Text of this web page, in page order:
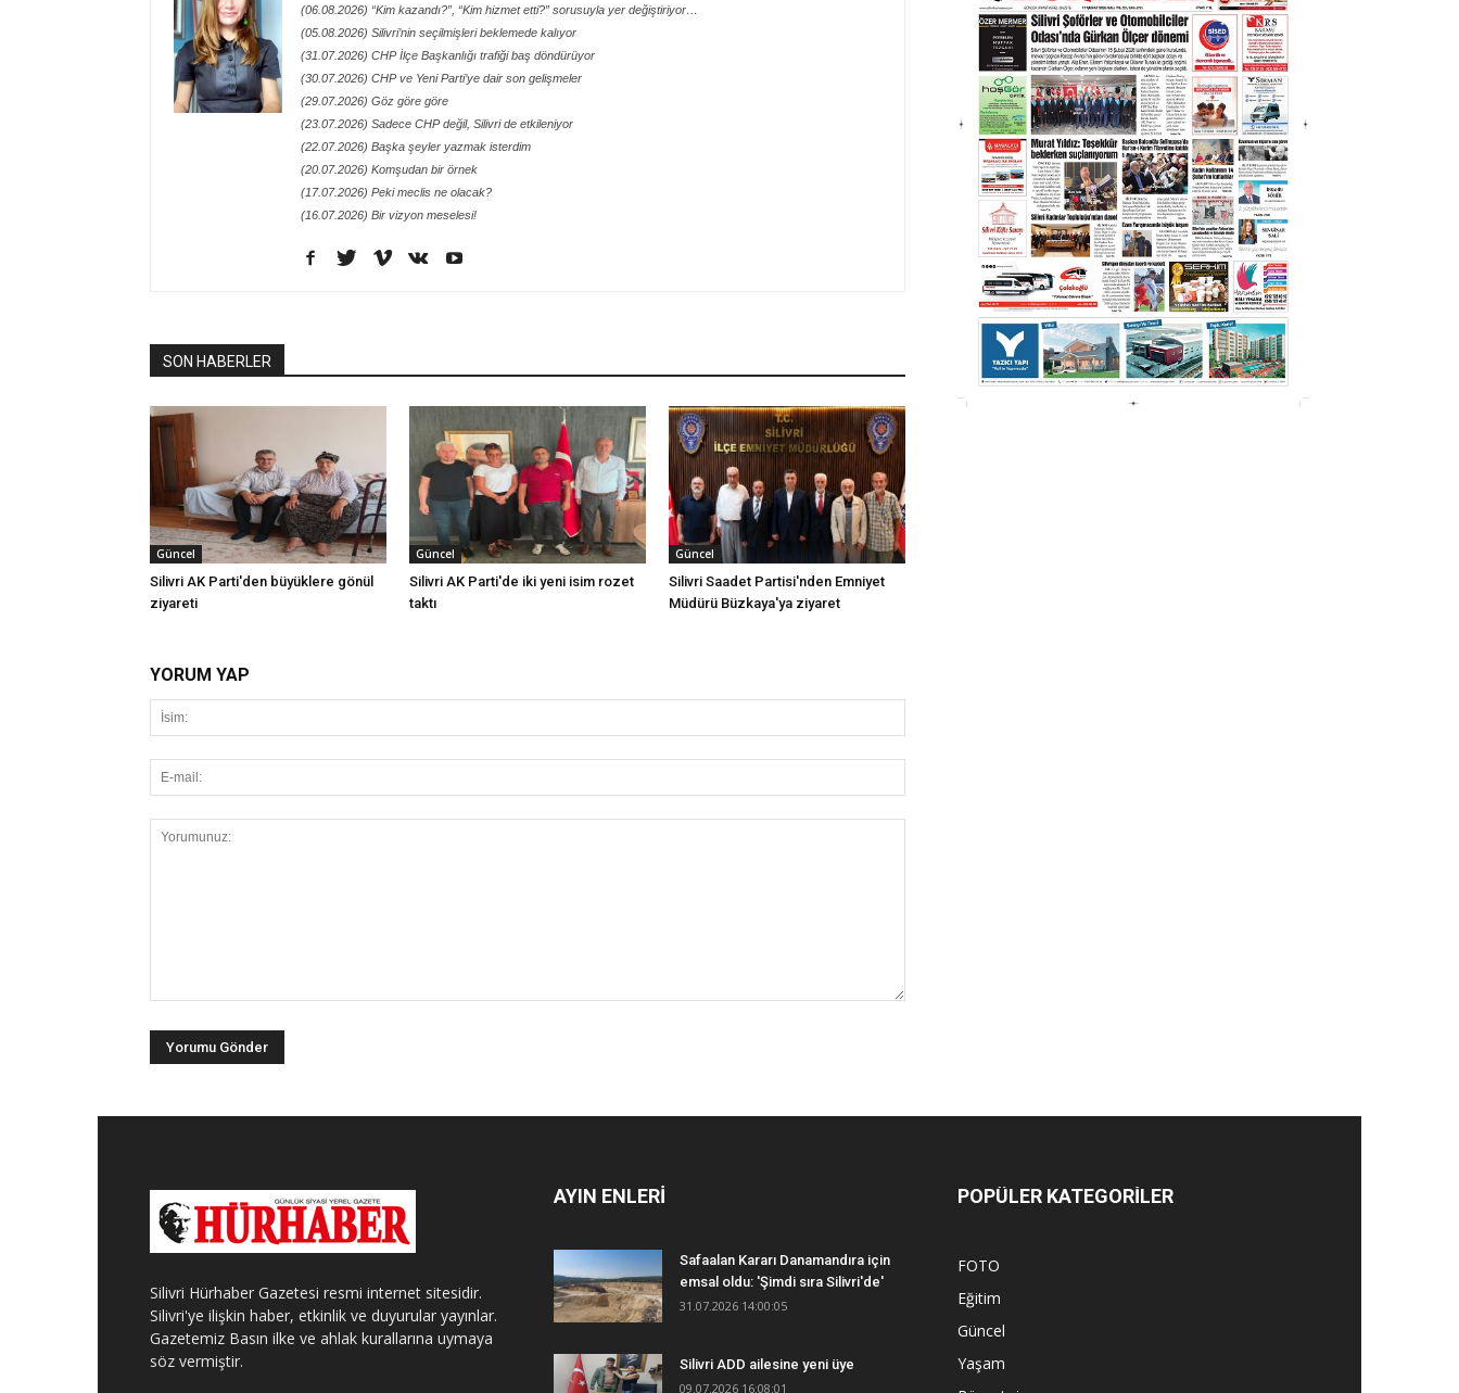
(06.08.2026) “Kim kazandı?”, “Kim hizmet etti?” sorusuyla yer değiştiriyor…
(05.08.2026) Silivri’nin seçilmişleri beklemede kalıyor
(31.07.2026) CHP İlçe Başkanlığı trafiği baş döndürüyor
(30.07.2026) CHP ve Yeni Parti’ye dair son gelişmeler
(29.07.2026) Göz göre göre
(23.07.2026) Sadece CHP değil, Silivri de etkileniyor
(22.07.2026) Başka şeyler yazmak isterdim
(20.07.2026) Komşudan bir örnek
(17.07.2026) Peki meclis ne olacak?
(16.07.2026) Bir vizyon meselesi!
SON HABERLER
Güncel
Silivri AK Parti'den büyüklere gönül
ziyareti
Güncel
Silivri AK Parti'de iki yeni isim rozet
taktı
Güncel
Silivri Saadet Partisi'nden Emniyet
Müdürü Büzkaya'ya ziyaret
YORUM YAP
Silivri Hürhaber Gazetesi resmi internet sitesidir.
Silivri'ye ilişkin haber, etkinlik ve duyurular yayınlar.
Gazetemiz Basın ilke ve ahlak kurallarına uymaya
söz vermiştir.
AYIN ENLERİ
Safaalan Kararı Danamandıra için
emsal oldu: 'Şimdi sıra Silivri'de'
31.07.2026 14:00:05
Silivri ADD ailesine yeni üye
09.07.2026 16:08:01
POPÜLER KATEGORİLER
FOTO
Eğitim
Güncel
Yaşam